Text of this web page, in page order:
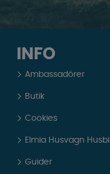
INFO
Ambassadörer
Butik
Cookies
Elmia Husvagn Husbil
Guider